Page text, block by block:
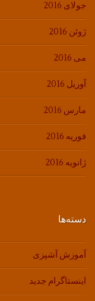
جولای 2016
ژوئن 2016
می 2016
آوریل 2016
مارس 2016
فوریه 2016
ژانویه 2016
دسته‌ها
آموزش آشپزی
اینستاگرام جدید